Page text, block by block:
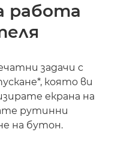
работа
задачи с
която ви
екрана на
рутинни
на бутон.